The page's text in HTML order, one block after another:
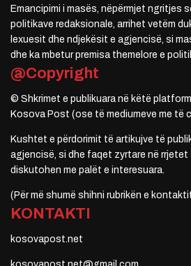
Emancipimi i masës, nëpërmjet ngritjes
politikave redaksionale, arrihet vetëm
lexuesit dhe ndjekësit e agjencisë, si
dhe ka mbetur premisa themelore e
@Copyright
© Shkrimet e publikuara në këtë
Kosova Post (ose të mediumeve me të
Kushtet e përdorimit të artikujve të
agjencisë, si dhe faqet zyrtare në rrjetet
diskutohen me palët e interesuara.
(Për më shumë shihni rubrikën e
KONTAKTI
kosovapost.net